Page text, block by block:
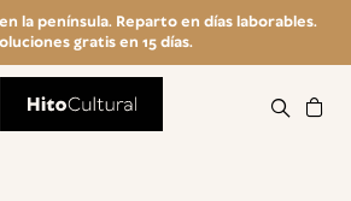
la península. Reparto en días laborables.
gratis en 15 días.